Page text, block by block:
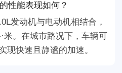
性能表现如何？
发动机与电动机相结合，
米。在城市路况下，车辆可
现快速且静谧的加速。